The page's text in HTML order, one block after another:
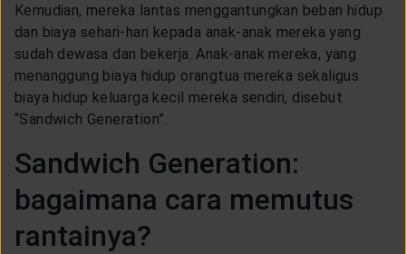
Kemudian, mereka lantas menggantungkan beban hidup
dan biaya sehari-hari kepada anak-anak mereka yang
sudah dewasa dan bekerja. Anak-anak mereka, yang
menanggung biaya hidup orangtua mereka sekaligus
biaya hidup keluarga kecil mereka sendiri, disebut
“Sandwich Generation”.
Sandwich Generation:
bagaimana cara memutus
rantainya?